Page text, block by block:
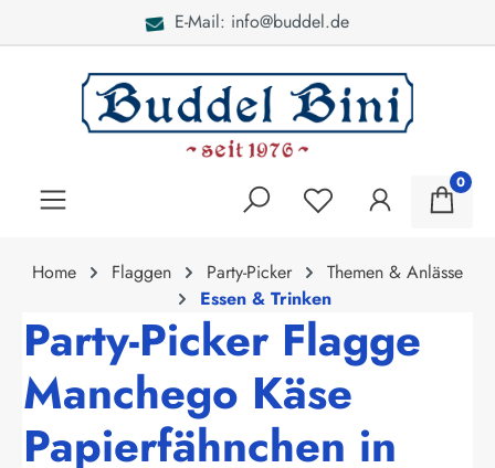
Bei Fragen: 040 - 46
0
Home Flaggen Party-Picker
Themen & Anlässe
Essen & Trinken
Party-Picker Flagge
Manchego Käse
Papierfähnchen in